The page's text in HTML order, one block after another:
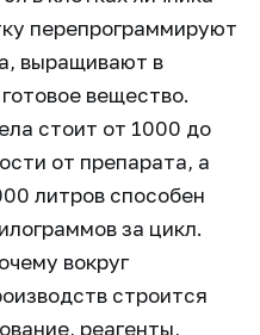
перепрограммируют
выращивают в
вещество.
стоит от 1000 до
от препарата, а
литров способен
за цикл.
вокруг
строится
реагенты,